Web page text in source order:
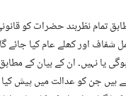
تمام نظربند حضرات کو
اور کھلے عام کیا جائے
یا نہیں۔ ان کے بیان کے
جن کو عدالت میں پیش کیا